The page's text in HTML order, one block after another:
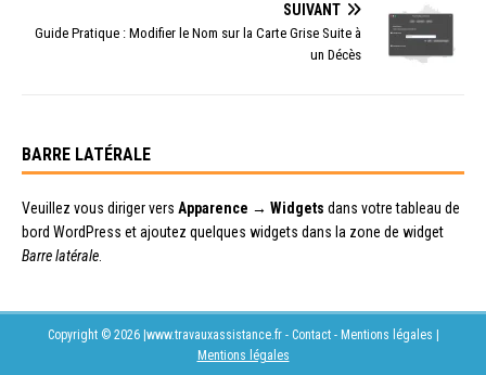
SUIVANT
Guide Pratique : Modifier le Nom sur la Carte Grise Suite à
un Décès
BARRE LATÉRALE
Veuillez vous diriger vers Apparence → Widgets dans votre tableau de
bord WordPress et ajoutez quelques widgets dans la zone de widget
Barre latérale
Copyright © 2026 |www.travauxassistance.fr - Contact - Mentions légales
Mentions légales